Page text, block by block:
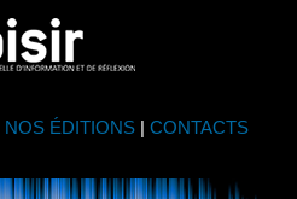
NOS ÉDITIONS| CONTACTS